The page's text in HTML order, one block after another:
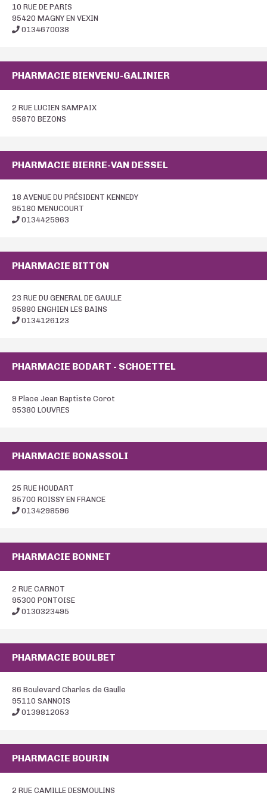
10 RUE DE PARIS
95420 MAGNY EN VEXIN
0134670038
PHARMACIE BIENVENU-GALINIER
2 RUE LUCIEN SAMPAIX
95870 BEZONS
PHARMACIE BIERRE-VAN DESSEL
18 AVENUE DU PRÉSIDENT KENNEDY
95180 MENUCOURT
0134425963
PHARMACIE BITTON
23 RUE DU GENERAL DE GAULLE
95880 ENGHIEN LES BAINS
0134126123
PHARMACIE BODART - SCHOETTEL
9 Place Jean Baptiste Corot
95380 LOUVRES
PHARMACIE BONASSOLI
25 RUE HOUDART
95700 ROISSY EN FRANCE
0134298596
PHARMACIE BONNET
2 RUE CARNOT
95300 PONTOISE
0130323495
PHARMACIE BOULBET
86 Boulevard Charles de Gaulle
95110 SANNOIS
0139812053
PHARMACIE BOURIN
2 RUE CAMILLE DESMOULINS